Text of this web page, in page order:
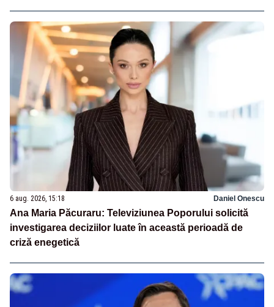
6 aug. 2026, 15:18 Daniel Onescu
Ana Maria Păcuraru: Televiziunea Poporului solicită
investigarea deciziilor luate în această perioadă de
criză enegetică